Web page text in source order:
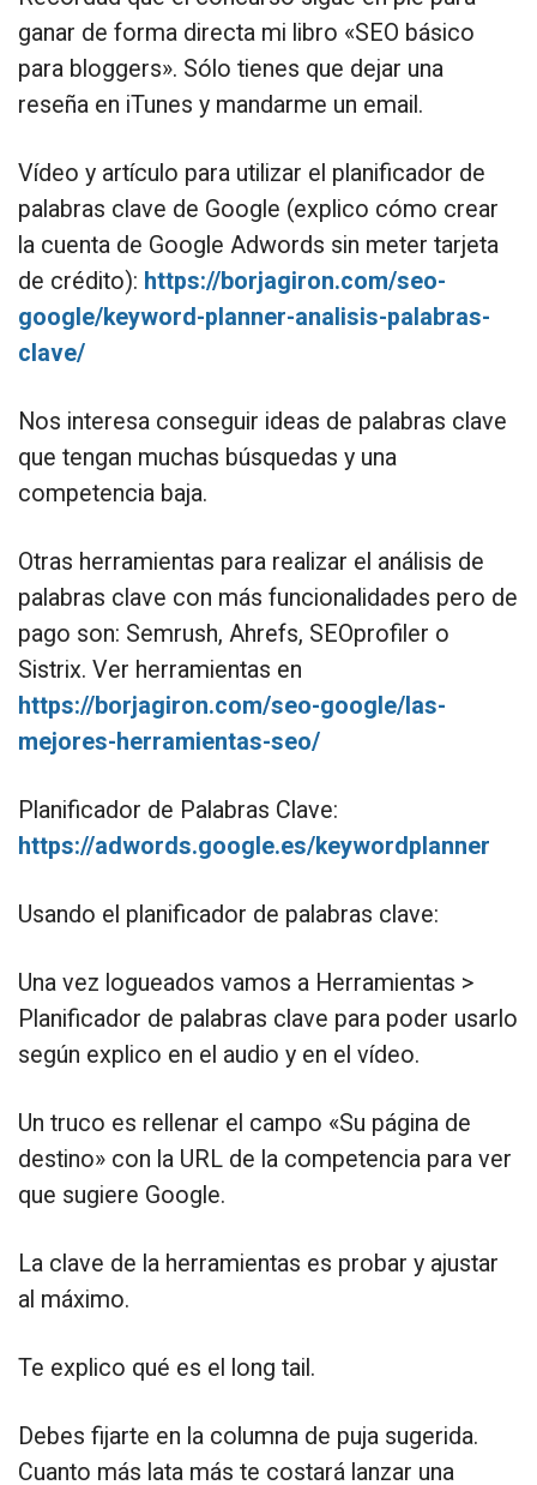
ganar de forma directa mi libro «SEO básico
para bloggers». Sólo tienes que dejar una
reseña en iTunes y mandarme un email.
Vídeo y artículo para utilizar el planificador de
palabras clave de Google (explico cómo crear
la cuenta de Google Adwords sin meter tarjeta
de crédito): https://borjagiron.com/seo-
google/keyword-planner-analisis-palabras-
clave/
Nos interesa conseguir ideas de palabras clave
que tengan muchas búsquedas y una
competencia baja.
Otras herramientas para realizar el análisis de
palabras clave con más funcionalidades pero de
pago son: Semrush, Ahrefs, SEOprofiler o
Sistrix. Ver herramientas en
https://borjagiron.com/seo-google/las-
mejores-herramientas-seo/
Planificador de Palabras Clave:
https://adwords.google.es/keywordplanner
Usando el planificador de palabras clave:
Una vez logueados vamos a Herramientas >
Planificador de palabras clave para poder usarlo
según explico en el audio y en el vídeo.
Un truco es rellenar el campo «Su página de
destino» con la URL de la competencia para ver
que sugiere Google.
La clave de la herramientas es probar y ajustar
al máximo.
Te explico qué es el long tail.
Debes fijarte en la columna de puja sugerida.
Cuanto más lata más te costará lanzar una